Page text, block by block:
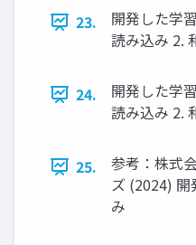
23.
開発した学
読み込み 2.
24.
開発した学
読み込み 2.
25.
参考：株式
ズ (2024) 開
み